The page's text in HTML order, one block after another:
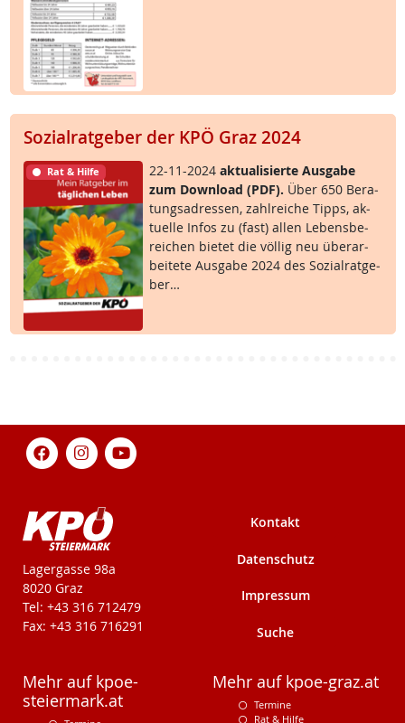
Sozialratgeber der KPÖ Graz 2024
Rat & Hilfe 22-11-2024 ak­tua­li­sier­te Aus­ga­be
zum Down­load (PDF). Über 650 Be­ra­
tungsadres­sen, zahl­rei­che Tipps, ak­
tu­el­le In­fos zu (fast) al­len Le­bens­be­
rei­chen bie­tet die völ­lig neu über­ar­
bei­te­te Aus­ga­be 2024 des So­zial­rat­ge­
ber…
KPÖ-Steiermark
Lagergasse 98a
8020 Graz
Tel: +43 316 712479
Fax: +43 316 716291
Kontakt
Datenschutz
Impressum
Suche
Mehr auf kpoe-
steiermark.at
Mehr auf kpoe-graz.at
Termine
Rat & Hilfe